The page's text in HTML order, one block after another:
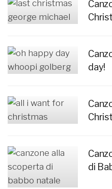
day!
di